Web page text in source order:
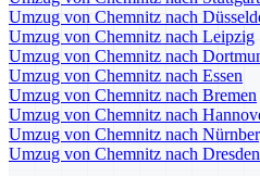
Umzug von Chemnitz nach
Umzug von Chemnitz nach Leipzig
Umzug von Chemnitz nach
Umzug von Chemnitz nach Essen
Umzug von Chemnitz nach Bremen
Umzug von Chemnitz nach
Umzug von Chemnitz nach
Umzug von Chemnitz nach Dresden